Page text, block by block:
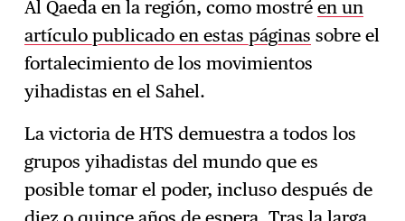
Al Qaeda en la región, como mostréen un
artículo publicado en estas páginas sobre el
fortalecimiento de los movimientos
yihadistas en el Sahel.
La victoria de HTS demuestra a todos los
grupos yihadistas del mundo que es
posible tomar el poder, incluso después de